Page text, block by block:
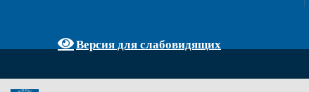
Версия для слабовидящих